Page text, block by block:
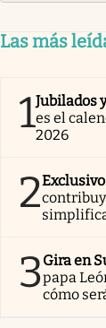
Las más
1Jubilados
es el
2026
2Exclusivo
3Gira en
papa
cómo